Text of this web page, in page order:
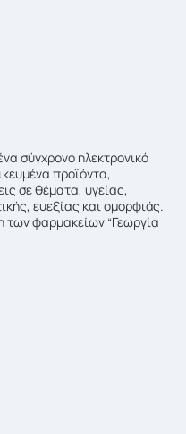
σύγχρονο ηλεκτρονικό
προϊόντα,
σε θέματα, υγείας,
ευεξίας και ομορφιάς.
των φαρμακείων “Γεωργία